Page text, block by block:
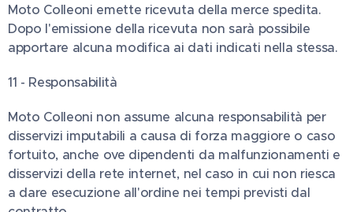
Moto Colleoni emette ricevuta della merce spedita.
Dopo l'emissione della ricevuta non sarà possibile
apportare alcuna modifica ai dati indicati nella stessa.
11 - Responsabilità
Moto Colleoni non assume alcuna responsabilità per
disservizi imputabili a causa di forza maggiore o caso
fortuito, anche ove dipendenti da malfunzionamenti e
disservizi della rete internet, nel caso in cui non riesca
a dare esecuzione all'ordine nei tempi previsti dal